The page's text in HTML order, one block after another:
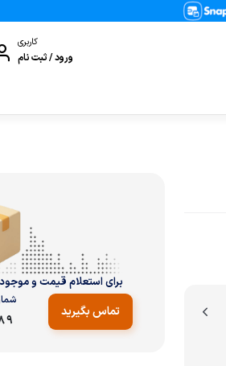
کاربری
ورود / ثبت نام
و مصرفی نوشیدنی‌ساز
ظروف سرو و
ظروف
کتری و
کلمن و
برای استعلام قیمت و
تماس بگیرید